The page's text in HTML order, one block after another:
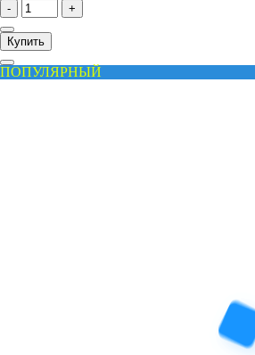
- +
Купить
ПОПУЛЯРНЫЙ